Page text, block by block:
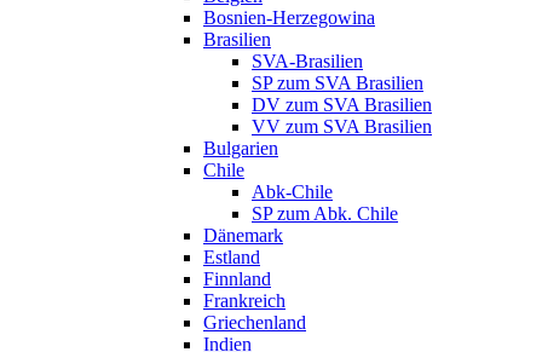
Bosnien-Herzegowina
Brasilien
SVA-Brasilien
SP zum SVA Brasilien
DV zum SVA Brasilien
VV zum SVA Brasilien
Bulgarien
Chile
Abk-Chile
SP zum Abk. Chile
Dänemark
Estland
Finnland
Frankreich
Griechenland
Indien